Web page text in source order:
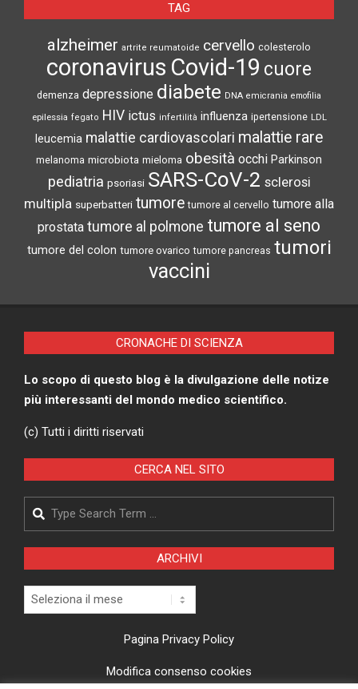
TAG
alzheimer artrite reumatoide cervello colesterolo
coronavirus Covid-19 cuore
demenza depressione diabete DNA emicrania emofilia
epilessia fegato HIV ictus infertilità influenza ipertensione LDL
leucemia malattie cardiovascolari malattie rare
melanoma microbiota mieloma obesità occhi Parkinson
pediatria psoriasi SARS-CoV-2 sclerosi
multipla superbatteri tumore tumore al cervello tumore alla
prostata tumore al polmone tumore al seno
tumore del colon tumore ovarico tumore pancreas tumori
vaccini
CRONACHE DI SCIENZA
Lo scopo di questo blog è la divulgazione delle notize
più interessanti del mondo medico scientifico.
(c) Tutti i diritti riservati
CERCA NEL SITO
Search
ARCHIVI
Archivi
Pagina Privacy Policy
Modifica consenso cookies